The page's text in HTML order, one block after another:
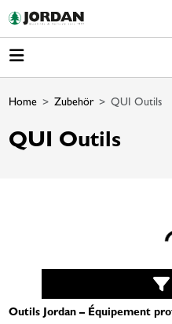
Home Zubehör QUI Outils
QUI Outils
Outils Jordan – Équipement